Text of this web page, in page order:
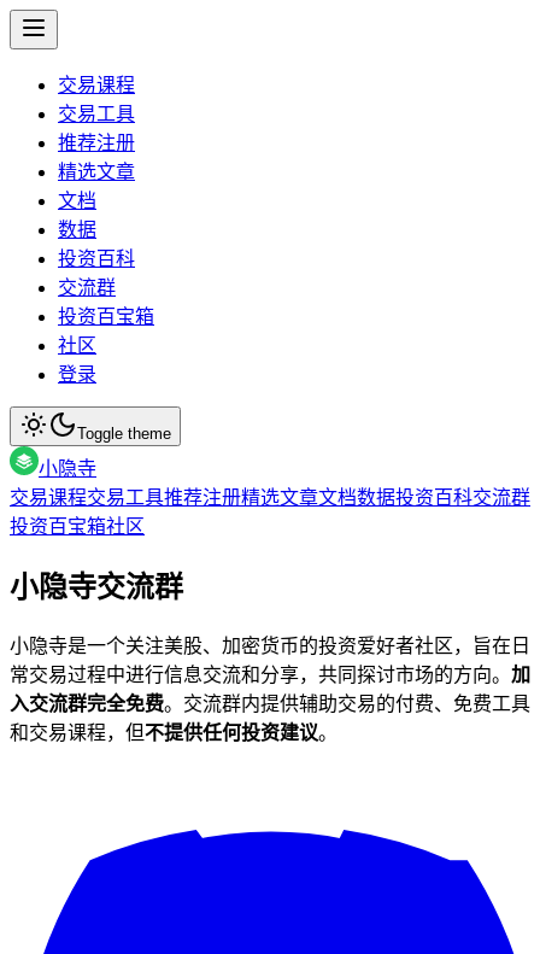
交易课程
交易工具
推荐注册
精选文章
文档
数据
投资百科
交流群
投资百宝箱
社区
登录
Toggle theme
小隐寺
交易课程交易工具推荐注册精选文章文档数据投资百科交流群
投资百宝箱社区
小隐寺交流群
小隐寺是一个关注美股、加密货币的投资爱好者社区，旨在日
常交易过程中进行信息交流和分享，共同探讨市场的方向。 加
入交流群完全免费。交流群内提供辅助交易的付费、免费工具
和交易课程，但不提供任何投资建议。